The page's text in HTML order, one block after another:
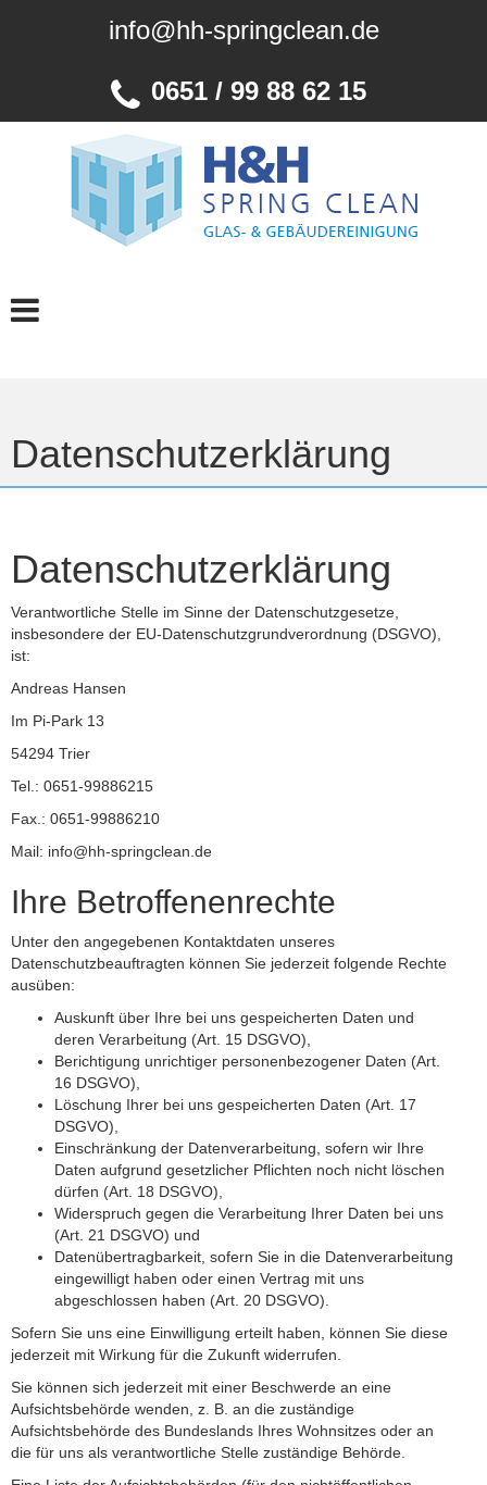
info@hh-springclean.de
0651 / 99 88 62 15
Datenschutzerklärung
Datenschutzerklärung
Verantwortliche Stelle im Sinne der Datenschutzgesetze,
insbesondere der EU-Datenschutzgrundverordnung (DSGVO),
ist:
Andreas Hansen
Im Pi-Park 13
54294 Trier
Tel.: 0651-99886215
Fax.: 0651-99886210
Mail: info@hh-springclean.de
Ihre Betroffenenrechte
Unter den angegebenen Kontaktdaten unseres
Datenschutzbeauftragten können Sie jederzeit folgende Rechte
ausüben:
Auskunft über Ihre bei uns gespeicherten Daten und
deren Verarbeitung (Art. 15 DSGVO),
Berichtigung unrichtiger personenbezogener Daten (Art.
16 DSGVO),
Löschung Ihrer bei uns gespeicherten Daten (Art. 17
DSGVO),
Einschränkung der Datenverarbeitung, sofern wir Ihre
Daten aufgrund gesetzlicher Pflichten noch nicht löschen
dürfen (Art. 18 DSGVO),
Widerspruch gegen die Verarbeitung Ihrer Daten bei uns
(Art. 21 DSGVO) und
Datenübertragbarkeit, sofern Sie in die Datenverarbeitung
eingewilligt haben oder einen Vertrag mit uns
abgeschlossen haben (Art. 20 DSGVO).
Sofern Sie uns eine Einwilligung erteilt haben, können Sie diese
jederzeit mit Wirkung für die Zukunft widerrufen.
Sie können sich jederzeit mit einer Beschwerde an eine
Aufsichtsbehörde wenden, z. B. an die zuständige
Aufsichtsbehörde des Bundeslands Ihres Wohnsitzes oder an
die für uns als verantwortliche Stelle zuständige Behörde.